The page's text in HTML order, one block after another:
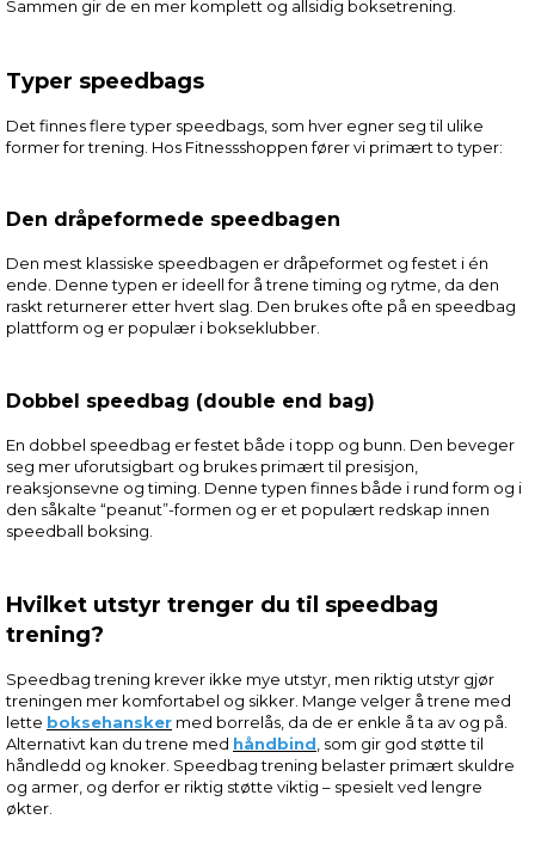
Sammen gir de en mer komplett og allsidig boksetrening.
Typer speedbags
Det finnes flere typer speedbags, som hver egner seg til ulike
former for trening. Hos Fitnessshoppen fører vi primært to typer:
Den dråpeformede speedbagen
Den mest klassiske speedbagen er dråpeformet og festet i én
ende. Denne typen er ideell for å trene timing og rytme, da den
raskt returnerer etter hvert slag. Den brukes ofte på en speedbag
plattform og er populær i bokseklubber.
Dobbel speedbag (double end bag)
En dobbel speedbag er festet både i topp og bunn. Den beveger
seg mer uforutsigbart og brukes primært til presisjon,
reaksjonsevne og timing. Denne typen finnes både i rund form og i
den såkalte “peanut”-formen og er et populært redskap innen
speedball boksing.
Hvilket utstyr trenger du til speedbag
trening?
Speedbag trening krever ikke mye utstyr, men riktig utstyr gjør
treningen mer komfortabel og sikker. Mange velger å trene med
lette boksehansker med borrelås, da de er enkle å ta av og på.
Alternativt kan du trene med håndbind , som gir god støtte til
håndledd og knoker. Speedbag trening belaster primært skuldre
og armer, og derfor er riktig støtte viktig – spesielt ved lengre
økter.